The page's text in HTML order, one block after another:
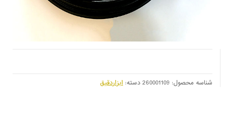
شناسه محصول: 260001109 دسته: ابزاردقیق